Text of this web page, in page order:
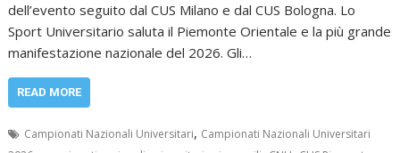
dell’evento seguito dal CUS Milano e dal CUS Bologna. Lo
Sport Universitario saluta il Piemonte Orientale e la più grande
manifestazione nazionale del 2026. Gli…
READ MORE
Campionati Nazionali Universitari, Campionati Nazionali Universitari